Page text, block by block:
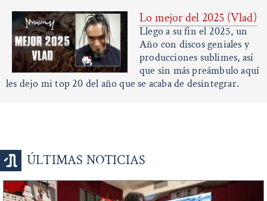
Lo mejor del 2025 (Vlad)
Llego a su fin el 2025, un
Año con discos geniales y
producciones sublimes, así
que sin más preámbulo aquí
les dejo mi top 20 del año que se acaba de desintegrar.
ÚLTIMAS NOTICIAS